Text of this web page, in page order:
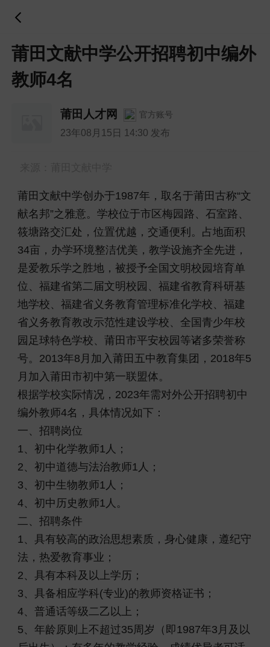
莆田文献中学公开招聘初中编外
教师4名
莆田人才网 官方账号
23年08月15日 14:30 发布
莆田文献中学创办于1987年，取名于莆田古称“文
献名邦”之雅意。学校位于市区梅园路、石室路、
筱塘路交汇处，位置优越，交通便利。占地面积
34亩，办学环境整洁优美，教学设施齐全先进，
是爱教乐学之胜地，被授予全国文明校园培育单
位、福建省第二届文明校园、福建省教育科研基
地学校、福建省义务教育管理标准化学校、福建
省义务教育教改示范性建设学校、全国青少年校
园足球特色学校、莆田市平安校园等诸多荣誉称
号。2013年8月加入莆田五中教育集团，2018年5
月加入莆田市初中第一联盟体。
根据学校实际情况，2023年需对外公开招聘初中
编外教师4名，具体情况如下：
一、招聘岗位
1、初中化学教师1人；
2、初中道德与法治教师1人；
3、初中生物教师1人；
4、初中历史教师1人。
二、招聘条件
1、具有较高的政治思想素质，身心健康，遵纪守
法，热爱教育事业；
2、具有本科及以上学历；
3、具备相应学科(专业)的教师资格证书；
4、普通话等级二乙以上；
5、年龄原则上不超过35周岁（即1987年3月及以